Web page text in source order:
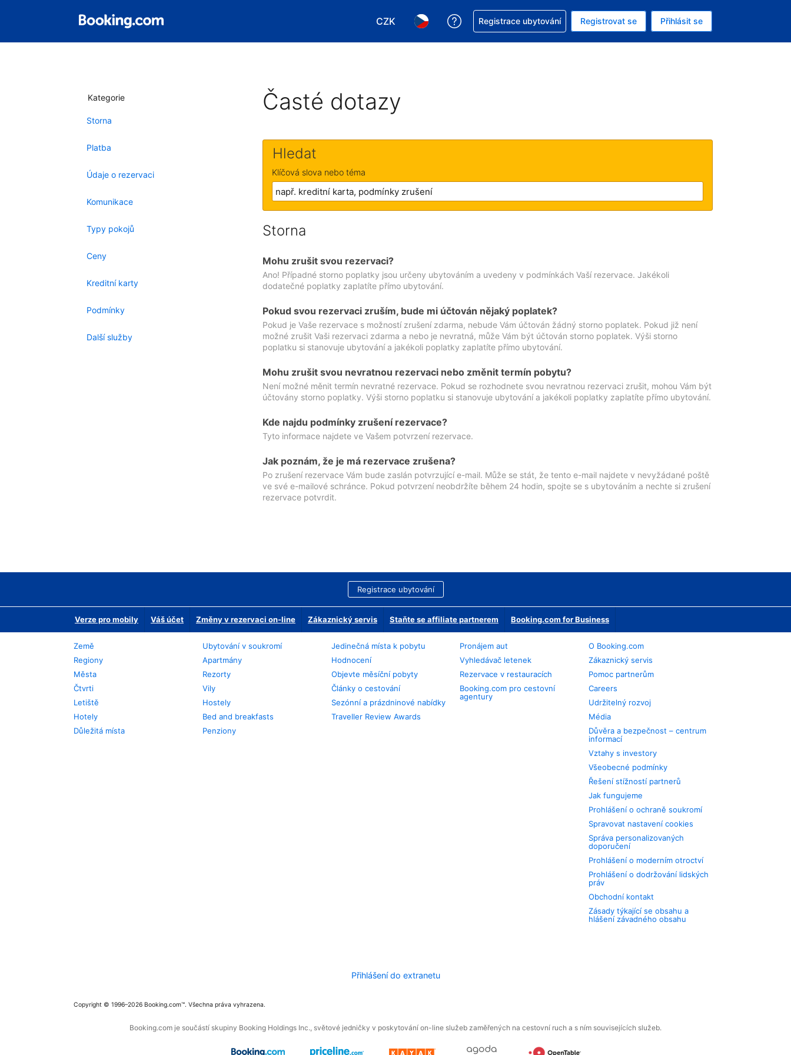
CZK
Vyberte si měnu. Aktuálně zvolená měna: Česká koruna
Vyberte si jazyk. Aktuálně zvolený jazyk: V češtině
Asistence s rezervací
Registrace ubytování Registrovat se Přihlásit se
Kategorie
Storna
Platba
Údaje o rezervaci
Komunikace
Typy pokojů
Ceny
Kreditní karty
Podmínky
Další služby
Časté dotazy
Hledat
Klíčová slova nebo téma
Storna
Mohu zrušit svou rezervaci?
Ano! Případné storno poplatky jsou určeny ubytováním a uvedeny v podmínkách Vaší rezervace. Jakékoli
dodatečné poplatky zaplatíte přímo ubytování.
Pokud svou rezervaci zruším, bude mi účtován nějaký poplatek?
Pokud je Vaše rezervace s možností zrušení zdarma, nebude Vám účtován žádný storno poplatek. Pokud již není
možné zrušit Vaši rezervaci zdarma a nebo je nevratná, může Vám být účtován storno poplatek. Výši storno
poplatku si stanovuje ubytování a jakékoli poplatky zaplatíte přímo ubytování.
Mohu zrušit svou nevratnou rezervaci nebo změnit termín pobytu?
Není možné měnit termín nevratné rezervace. Pokud se rozhodnete svou nevratnou rezervaci zrušit, mohou Vám být
účtovány storno poplatky. Výši storno poplatku si stanovuje ubytování a jakékoli poplatky zaplatíte přímo ubytování.
Kde najdu podmínky zrušení rezervace?
Tyto informace najdete ve Vašem potvrzení rezervace.
Jak poznám, že je má rezervace zrušena?
Po zrušení rezervace Vám bude zaslán potvrzující e-mail. Může se stát, že tento e-mail najdete v nevyžádané poště
ve své e-mailové schránce. Pokud potvrzení neobdržíte během 24 hodin, spojte se s ubytováním a nechte si zrušení
rezervace potvrdit.
Registrace ubytování
Verze pro mobily Váš účet Změny v rezervaci on-line Zákaznický servis Staňte se affiliate partnerem Booking.com for Business
Země
Regiony
Města
Čtvrti
Letiště
Hotely
Důležitá místa
Ubytování v soukromí
Apartmány
Rezorty
Vily
Hostely
Bed and breakfasts
Penziony
Jedinečná místa k pobytu
Hodnocení
Objevte měsíční pobyty
Články o cestování
Sezónní a prázdninové nabídky
Traveller Review Awards
Pronájem aut
Vyhledávač letenek
Rezervace v restauracích
Booking.com pro cestovní
agentury
O Booking.com
Zákaznický servis
Pomoc partnerům
Careers
Udržitelný rozvoj
Média
Důvěra a bezpečnost – centrum
informací
Vztahy s investory
Všeobecné podmínky
Řešení stížností partnerů
Jak fungujeme
Prohlášení o ochraně soukromí
Spravovat nastavení cookies
Správa personalizovaných
doporučení
Prohlášení o moderním otroctví
Prohlášení o dodržování lidských
práv
Obchodní kontakt
Zásady týkající se obsahu a
hlášení závadného obsahu
Přihlášení do extranetu
Copyright © 1996–2026 Booking.com™. Všechna práva vyhrazena.
Booking.com je součástí skupiny Booking Holdings Inc., světové jedničky v poskytování on-line služeb zaměřených na cestovní ruch a s ním souvisejících služeb.